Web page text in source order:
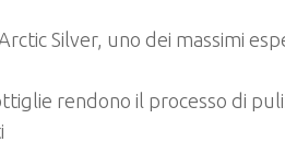
Silver, uno dei massimi
rendono il processo di